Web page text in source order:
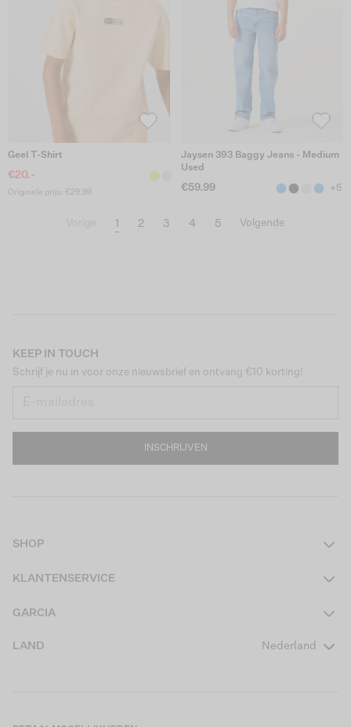
Geel T-Shirt
€20.-
Originele prijs: €29.99
Jaysen 393 Baggy Jeans - Medium
Used
€59.99 +5
1 2 3 4 5 Volgende
KEEP IN TOUCH
Schrijf je nu in voor onze nieuwsbrief en ontvang €10 korting!
INSCHRIJVEN
SHOP
Boys Teens
KLANTENSERVICE
GARCIA
LAND Nederland